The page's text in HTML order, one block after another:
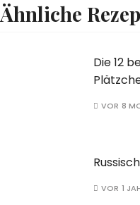
Ähnliche
Die 12
VOR 8
VOR 1